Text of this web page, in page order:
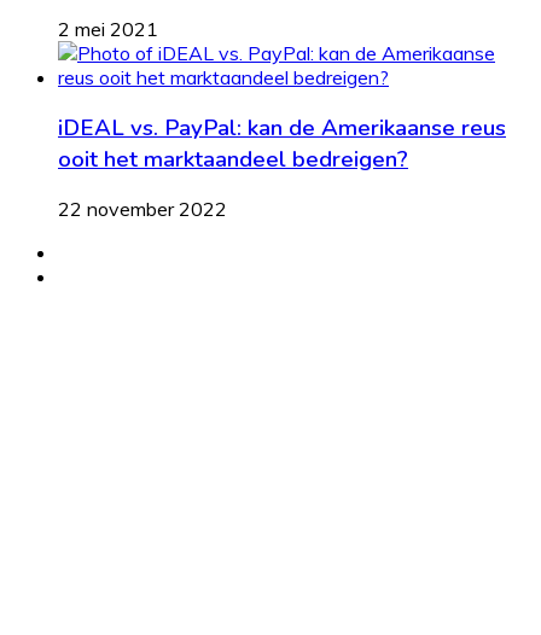
2 mei 2021
iDEAL vs. PayPal: kan de Amerikaanse reus
ooit het marktaandeel bedreigen?
22 november 2022